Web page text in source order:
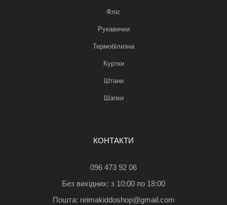
Фліс
Рукавички
Термобілизна
Куртки
Штани
Шапки
КОНТАКТИ
096 473 92 06
Без вихідних: з 10:00 по 18:00
Пошта: reimakiddoshop@gmail.com